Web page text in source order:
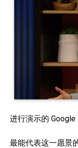
进行演示的
最能代表这一愿景